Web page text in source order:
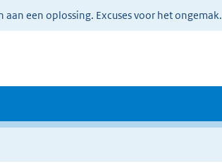
een oplossing. Excuses voor het ongemak.